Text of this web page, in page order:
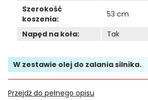
Szerokość
koszenia:
53 cm
Napęd na koła:
Tak
W zestawie olej do zalania silnika.
Przejdź do pełnego opisu